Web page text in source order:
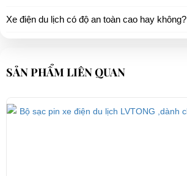
Xe điện du lịch có độ an toàn cao hay không?
SẢN PHẨM LIÊN QUAN